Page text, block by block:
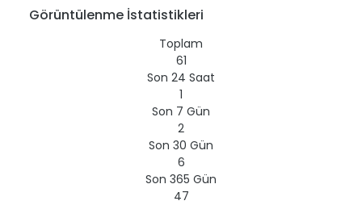
Görüntülenme İstatistikleri
Toplam
61
Son 24 Saat
1
Son 7 Gün
2
Son 30 Gün
6
Son 365 Gün
47